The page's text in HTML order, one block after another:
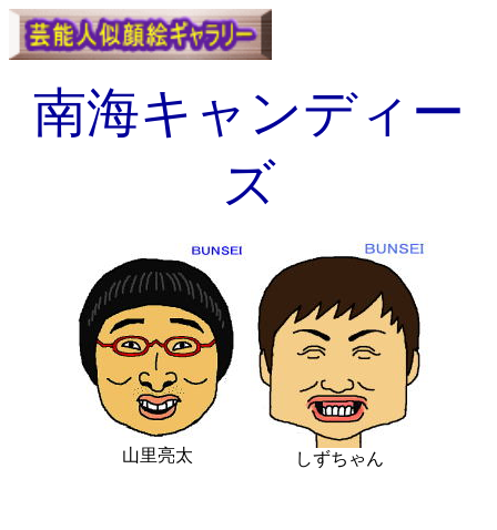
南海キャンディー
ズ
山里亮太 しずちゃん